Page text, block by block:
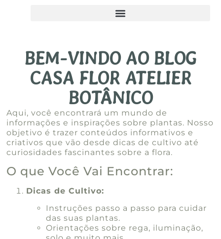
BEM-VINDO AO BLOG
CASA FLOR ATELIER
BOTÂNICO
Aqui, você encontrará um mundo de
informações e inspirações sobre plantas. Nosso
objetivo é trazer conteúdos informativos e
criativos que vão desde dicas de cultivo até
curiosidades fascinantes sobre a flora.
O que Você Vai Encontrar:
Dicas de Cultivo:
Instruções passo a passo para cuidar
das suas plantas.
Orientações sobre rega, iluminação,